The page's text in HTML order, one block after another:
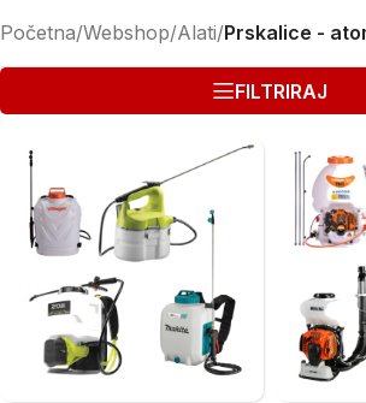
Početna/Webshop/Alati/Prskalice -
FILTRIRAJ